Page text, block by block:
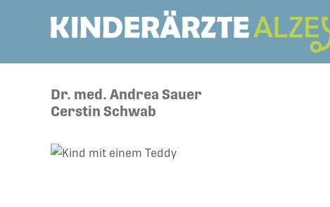
Dr. med. Andrea Sauer
Cerstin Schwab